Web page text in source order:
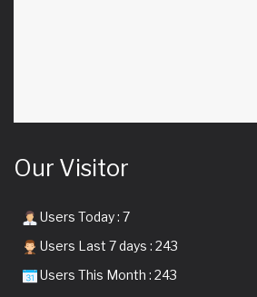
Our Visitor
Users Today : 7
Users Last 7 days : 243
Users This Month : 243